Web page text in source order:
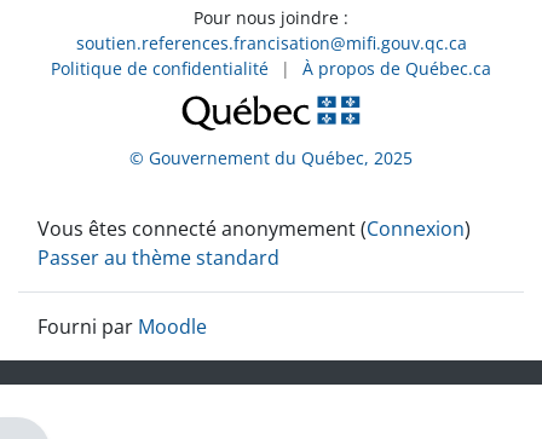
Pour nous joindre :
soutien.references.francisation@mifi.gouv.qc.ca
Politique de confidentialité
| À propos de Québec.ca
© Gouvernement du Québec, 2025
Vous êtes connecté anonymement (Connexion)
Passer au thème standard
Fourni par Moodle